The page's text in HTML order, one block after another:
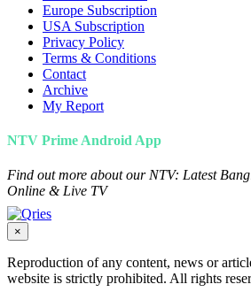
Europe Subscription
USA Subscription
Privacy Policy
Terms & Conditions
Contact
Archive
My Report
NTV Prime Android App
Find out more about our NTV: Latest
Online & Live TV
×
Reproduction of any content, news or
website is strictly prohibited. All rights